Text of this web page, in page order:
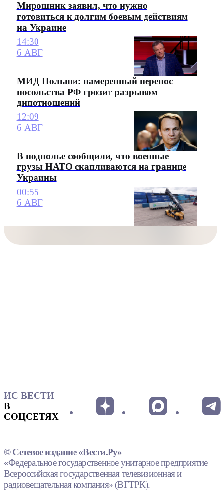
Мирошник заявил, что нужно
готовиться к долгим боевым действиям
на Украине
14:30
6 АВГ
МИД Польши: намеренный перенос
посольства РФ грозит разрывом
дипотношений
12:09
6 АВГ
В подполье сообщили, что военные
грузы НАТО скапливаются на границе
Украины
00:55
6 АВГ
ИС ВЕСТИ
В
СОЦСЕТЯХ
© Сетевое издание «Вести.Ру»
«Федеральное государственное унитарное предприятие
Всероссийская государственная телевизионная и
радиовещательная компания» (ВГТРК).